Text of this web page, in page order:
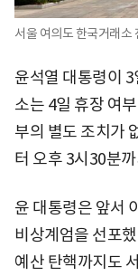
서울 여의도 한국거래소
윤석열 대통령이
소는 4일 휴장 여
부의 별도 조치가
터 오후 3시30분
윤 대통령은 앞서
비상계엄을 선포
예산 탄핵까지도